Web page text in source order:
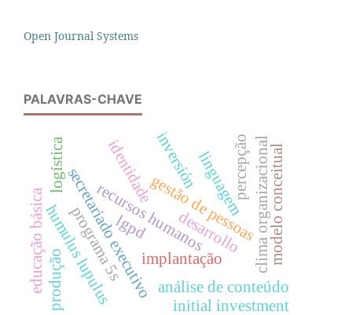
Open Journal Systems
PALAVRAS-CHAVE
gestão de pessoas
recursos humanos clima organizacional
linguagem
identidade
secretariado executivo análise de conteúdo
programa 5s implantação
percepção
humulus lupulus initial investment
modelo conceitual
educação básica
logística inversión
desarrollo
produção
lgpd